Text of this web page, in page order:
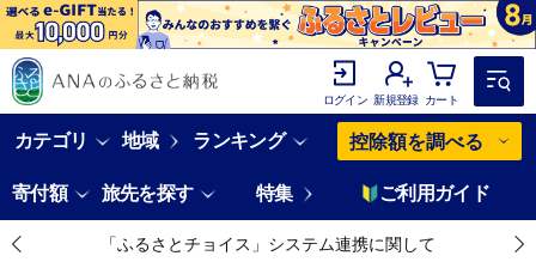
ログイン 新規登録 カート
カテゴリ 地域 ランキング 控除額を調べる
寄付額 旅先を探す 特集 ご利用ガイド
「ふるさとチョイス」システム連携に関して